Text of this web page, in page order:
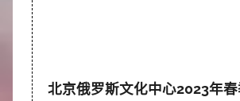
北京俄罗斯文化中心2023年春